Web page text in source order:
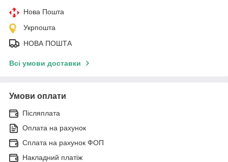
Нова Пошта
Укрпошта
НОВА ПОШТА
Всі умови доставки
Умови оплати
Післяплата
Оплата на рахунок
Сплата на рахунок ФОП
Накладний платіж